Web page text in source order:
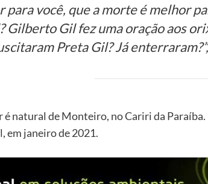
para você, que a morte é melhor
Gilberto Gil fez uma oração aos
Preta Gil? Já
é natural de Monteiro, no Cariri da Paraíba.
em janeiro de 2021.